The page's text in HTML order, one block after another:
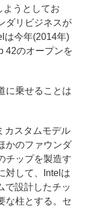
ようとしてお
ダリビジネスが
は今年(2014年)
42のオープンを
に乗せることは
カスタムモデル
かのファウンダ
チップを製造す
対して、Intelは
で設計したチッ
な柱とする。セ